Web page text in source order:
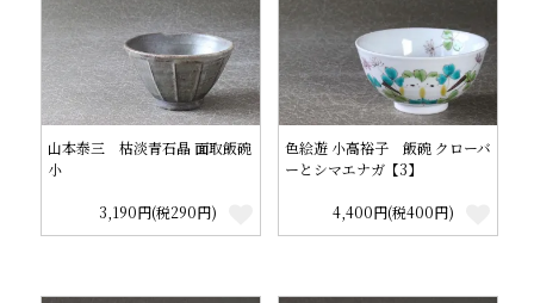
山本泰三 枯淡青石晶 面取飯碗
小
3,190円(税290円)
色絵遊 小高裕子 飯碗 クローバ
ーとシマエナガ【3】
4,400円(税400円)